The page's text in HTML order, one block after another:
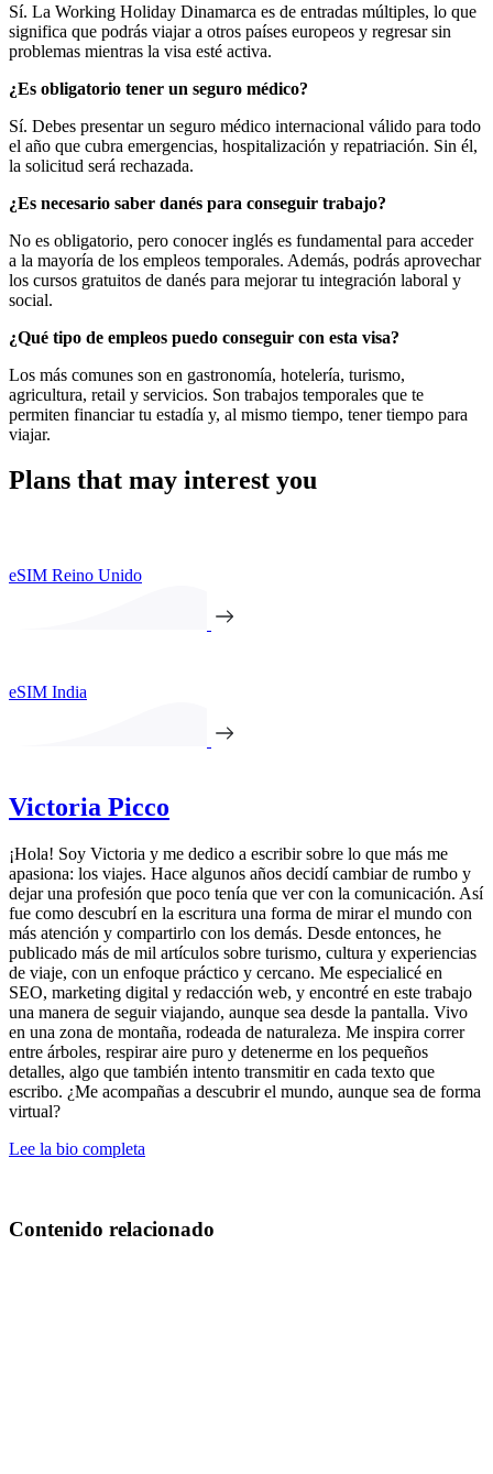
Sí. La Working Holiday Dinamarca es de entradas múltiples, lo que
significa que podrás viajar a otros países europeos y regresar sin
problemas mientras la visa esté activa.
¿Es obligatorio tener un seguro médico?
Sí. Debes presentar un seguro médico internacional válido para todo
el año que cubra emergencias, hospitalización y repatriación. Sin él,
la solicitud será rechazada.
¿Es necesario saber danés para conseguir trabajo?
No es obligatorio, pero conocer inglés es fundamental para acceder
a la mayoría de los empleos temporales. Además, podrás aprovechar
los cursos gratuitos de danés para mejorar tu integración laboral y
social.
¿Qué tipo de empleos puedo conseguir con esta visa?
Los más comunes son en gastronomía, hotelería, turismo,
agricultura, retail y servicios. Son trabajos temporales que te
permiten financiar tu estadía y, al mismo tiempo, tener tiempo para
viajar.
Plans that may interest you
eSIM Reino Unido
eSIM India
Victoria Picco
¡Hola! Soy Victoria y me dedico a escribir sobre lo que más me
apasiona: los viajes. Hace algunos años decidí cambiar de rumbo y
dejar una profesión que poco tenía que ver con la comunicación. Así
fue como descubrí en la escritura una forma de mirar el mundo con
más atención y compartirlo con los demás. Desde entonces, he
publicado más de mil artículos sobre turismo, cultura y experiencias
de viaje, con un enfoque práctico y cercano. Me especialicé en
SEO, marketing digital y redacción web, y encontré en este trabajo
una manera de seguir viajando, aunque sea desde la pantalla. Vivo
en una zona de montaña, rodeada de naturaleza. Me inspira correr
entre árboles, respirar aire puro y detenerme en los pequeños
detalles, algo que también intento transmitir en cada texto que
escribo. ¿Me acompañas a descubrir el mundo, aunque sea de forma
virtual?
Lee la bio completa
Contenido relacionado